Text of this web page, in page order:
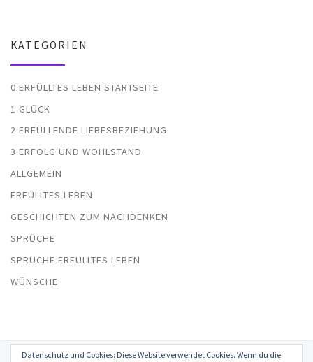
KATEGORIEN
0 ERFÜLLTES LEBEN STARTSEITE
1 GLÜCK
2 ERFÜLLENDE LIEBESBEZIEHUNG
3 ERFOLG UND WOHLSTAND
ALLGEMEIN
ERFÜLLTES LEBEN
GESCHICHTEN ZUM NACHDENKEN
SPRÜCHE
SPRÜCHE ERFÜLLTES LEBEN
WÜNSCHE
Datenschutz und Cookies: Diese Website verwendet Cookies. Wenn du die